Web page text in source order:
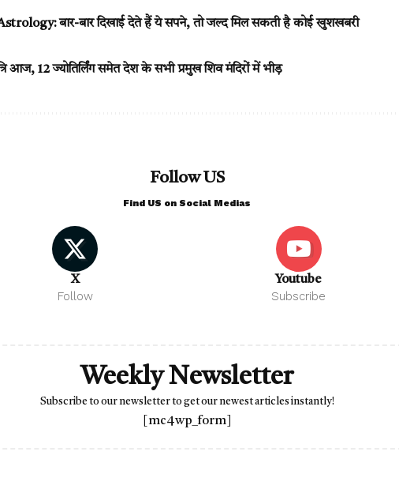
बार-बार दिखाई देते हैं ये सपने, तो जल्द मिल सकती है कोई खुशखबरी
आज, 12 ज्योतिर्लिंग समेत देश के सभी प्रमुख शिव मंदिरों में भीड़
Follow US
Find US on Social Medias
X
Follow
Youtube
Subscribe
Weekly Newsletter
Subscribe to our newsletter to get our newest articles instantly!
[mc4wp_form]